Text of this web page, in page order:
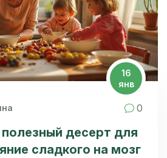
16
янв
0
десерт для
сладкого на мозг